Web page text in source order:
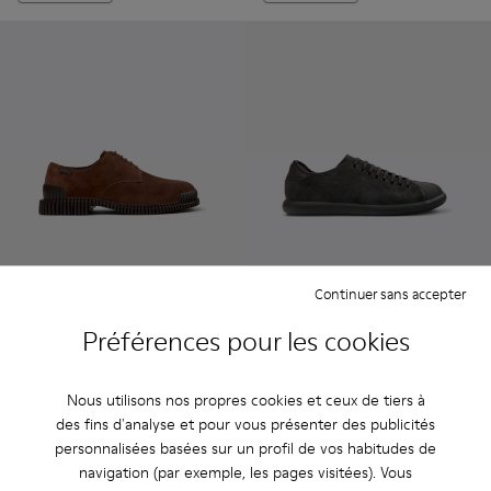
Préférences pour les cookies
Nous utilisons nos propres cookies et ceux de tiers à
des fins d'analyse et pour vous présenter des publicités
personnalisées basées sur un profil de vos habitudes de
navigation (par exemple, les pages visitées). Vous
Continuer sans accepter
Pix - K101076-005 - Chaussures en cuir suédé marron Pour
-40%
Ajouter
Pelotas Soller - K100974-
Pelotas Soller -
Pelotas
Pelotas Soller
135 € -40%
Ajouter